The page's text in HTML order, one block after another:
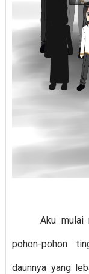
Aku mulai
pohon-pohon
daunnya yang